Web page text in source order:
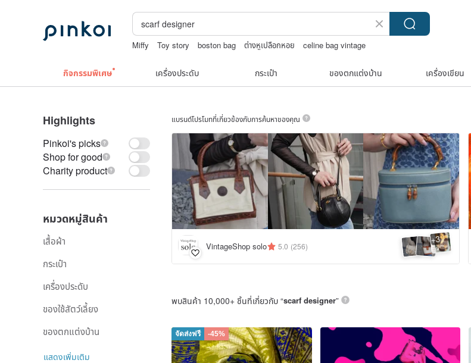
Miffy Toy story boston bag ต่างหูเปลือกหอย
celine bag vintage
กิจกรรมพิเศษ เครื่องประดับ กระเป๋า ของตกแต่งบ้าน เครื่องเขียน
Highlights
Pinkoi's picks
Shop for good
Charity product
หมวดหมู่สินค้า
เสื้อผ้า
กระเป๋า
เครื่องประดับ
ของใช้สัตว์เลี้ยง
ของตกแต่งบ้าน
แสดงเพิ่มเติม
แบรนด์โปรโมทที่เกี่ยวข้องกับการค้นหาของคุณ
VintageShop solo 5.0 (256) +3
พบสินค้า 10,000+ ชิ้นที่เกี่ยวกับ “scarf designer”
จัดส่งฟรี -45%